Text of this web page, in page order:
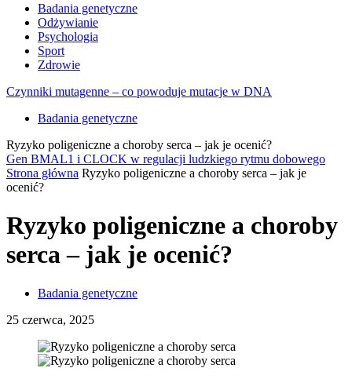
Badania genetyczne
Odżywianie
Psychologia
Sport
Zdrowie
Czynniki mutagenne – co powoduje mutacje w DNA
Badania genetyczne
Ryzyko poligeniczne a choroby serca – jak je ocenić?
Gen BMAL1 i CLOCK w regulacji ludzkiego rytmu dobowego
Strona główna Ryzyko poligeniczne a choroby serca – jak je
ocenić?
Ryzyko poligeniczne a choroby
serca – jak je ocenić?
Badania genetyczne
25 czerwca, 2025